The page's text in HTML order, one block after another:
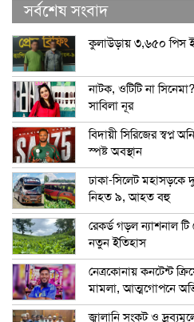
সর্বশেষ সংবাদ
কুলাউড়ায় ৩,৬৫০ পিস
নাটক, ওটিটি না
সাবিলা নূর
বিদায়ী সিরিজের স্বপ্ন
স্পষ্ট অবস্থান
ঢাকা-সিলেট মহাসড়কে
নিহত ৯, আহত বহু
রেকর্ড গড়ল ন্যাশনাল টি
নতুন ইতিহাস
নেত্রকোনায় কনটেন্ট
মামলা, আত্মগোপনে
জ্বালানি সংকট ও